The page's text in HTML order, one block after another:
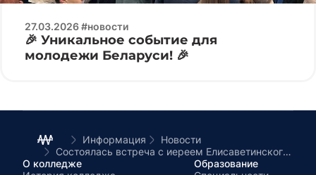
27.03.2026 #новости
🎉 Уникальное событие для
молодежи Беларуси! 🎉
Информация
Новости
Состоялась встреча с иереем Елисаветинского женского монастыря – Сергием Фалеем
О колледже
Образование